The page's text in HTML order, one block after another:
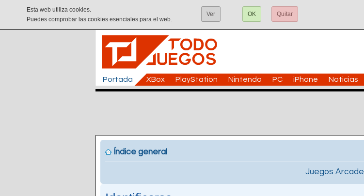
Esta web utiliza cookies.
Puedes comprobar las cookies esenciales para el web.
Ver OK Quitar
Portada XBox PlayStation Nintendo PC iPhone Noticias
Índice general
Juegos Arcade